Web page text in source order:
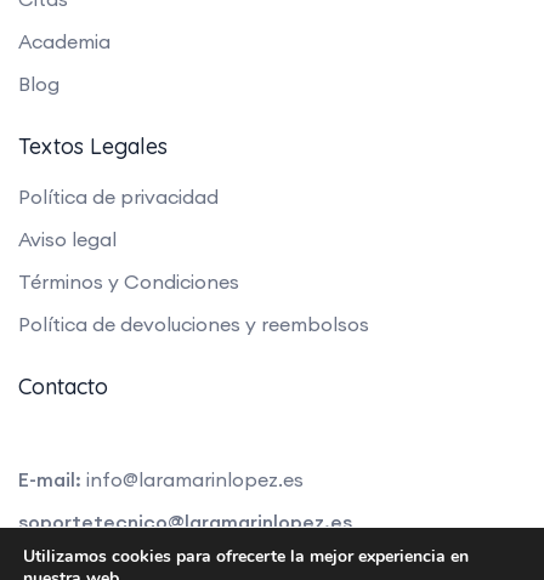
Academia
Blog
Textos Legales
Política de privacidad
Aviso legal
Términos y Condiciones
Política de devoluciones y reembolsos
Contacto
E-mail: info@laramarinlopez.es
soportetecnico@laramarinlopez.es
Utilizamos cookies para ofrecerte la mejor experiencia en